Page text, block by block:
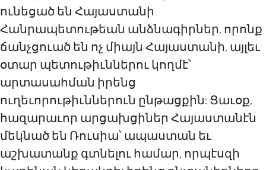
ունեցած են Հայաստանի
Հանրապետութեան անձնագիրներ, որոնք
ճանչցուած են ոչ միայն Հայաստանի, այլեւ
օտար պետութիւններու կողմէ՝
արտասահման իրենց
ուղեւորութիւններուն ընթացքին: Ցաւօք,
հազարաւոր արցախցիներ Հայաստանէն
մեկնած են Ռուսիա՝ ապաստան եւ
աշխատանք գտնելու համար, որպէսզի